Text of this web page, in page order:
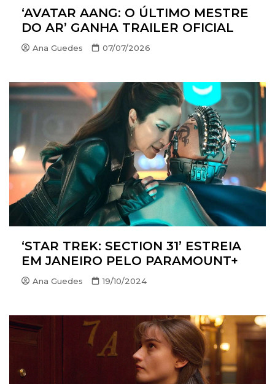
‘AVATAR AANG: O ÚLTIMO MESTRE
DO AR’ GANHA TRAILER OFICIAL
Ana Guedes 07/07/2026
‘STAR TREK: SECTION 31’ ESTREIA
EM JANEIRO PELO PARAMOUNT+
Ana Guedes 19/10/2024